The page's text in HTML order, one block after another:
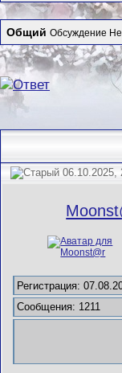
Общий Обсуждение
06.10.2025,
Регистрация:
Сообщения: 1211